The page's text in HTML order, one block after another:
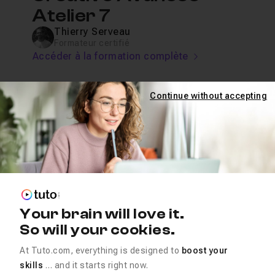
Atelier 7
Thierry Serveau
Accéder à la formation complète